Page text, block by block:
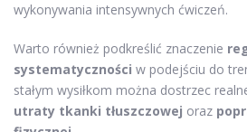
wykonywania intensywnych ćwiczeń.
Warto również podkreślić znaczenie
systematyczności w podejściu do
stałym wysiłkom można dostrzec
utraty tkanki tłuszczowej oraz